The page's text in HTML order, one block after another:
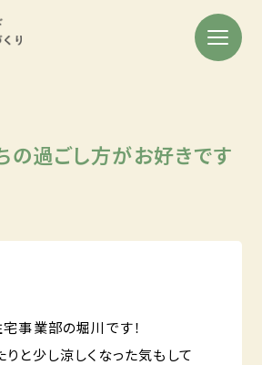
の過ごし方がお好きです
事業部の堀川です！
と少し涼しくなった気もして